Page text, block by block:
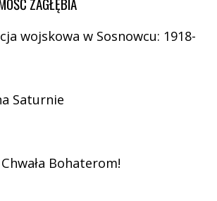
wojskowa w Sosnowcu: 1918-
Saturnie
Bohaterom!